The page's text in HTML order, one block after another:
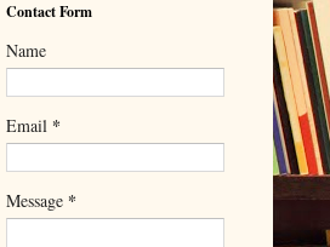
Contact Form
Name
Email *
Message *